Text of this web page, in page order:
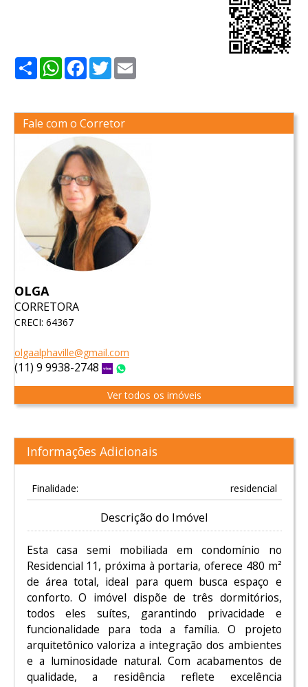
ShareWhatsApp
Facebook
Twitter
Fale com o Corretor
OLGA
CORRETORA
CRECI: 64367
olgaalphaville@gmail.com
(11) 9 9938-2748 Vivo
Ver todos os imóveis
Informações Adicionais
Finalidade: residencial
Descrição do Imóvel
Esta casa semi mobiliada em condomínio no
Residencial 11, próxima à portaria, oferece 480 m²
de área total, ideal para quem busca espaço e
conforto. O imóvel dispõe de três dormitórios,
todos eles suítes, garantindo privacidade e
funcionalidade para toda a família. O projeto
arquitetônico valoriza a integração dos ambientes
e a luminosidade natural. Com acabamentos de
qualidade, a residência reflete excelência